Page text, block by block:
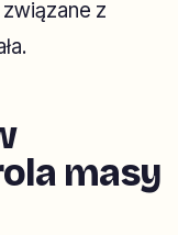
z
masy